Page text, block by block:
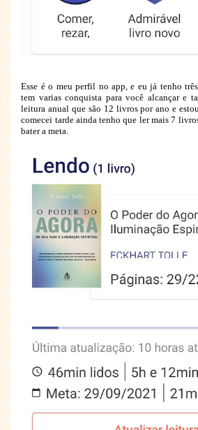
Esse é o meu perfil no app, e eu já tenho
tem varias conquista para você alcançar e
leitura anual que são 12 livros por ano e
comecei tarde ainda tenho que ler mais 7
bater a meta.